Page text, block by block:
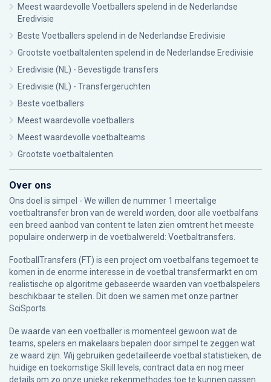
Meest waardevolle Voetballers spelend in de Nederlandse
Eredivisie
Beste Voetballers spelend in de Nederlandse Eredivisie
Grootste voetbaltalenten spelend in de Nederlandse Eredivisie
Eredivisie (NL) - Bevestigde transfers
Eredivisie (NL) - Transfergeruchten
Beste voetballers
Meest waardevolle voetballers
Meest waardevolle voetbalteams
Grootste voetbaltalenten
Over ons
Ons doel is simpel - We willen de nummer 1 meertalige
voetbaltransfer bron van de wereld worden, door alle voetbalfans
een breed aanbod van content te laten zien omtrent het meeste
populaire onderwerp in de voetbalwereld: Voetbaltransfers.
FootballTransfers (FT) is een project om voetbalfans tegemoet te
komen in de enorme interesse in de voetbal transfermarkt en om
realistische op algoritme gebaseerde waarden van voetbalspelers
beschikbaar te stellen. Dit doen we samen met onze partner
SciSports
De waarde van een voetballer is momenteel gewoon wat de
teams, spelers en makelaars bepalen door simpel te zeggen wat
ze waard zijn. Wij gebruiken gedetailleerde voetbal statistieken, de
huidige en toekomstige Skill levels, contract data en nog meer
details om zo onze unieke rekenmethodes toe te kunnen passen.